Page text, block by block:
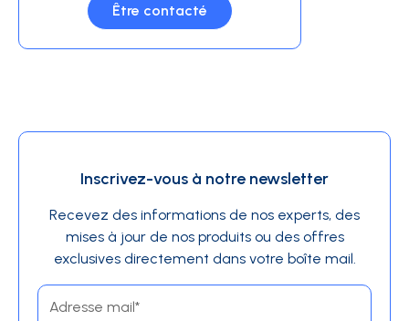
Être contacté
Inscrivez-vous à notre newsletter
Recevez des informations de nos experts, des
mises à jour de nos produits ou des offres
exclusives directement dans votre boîte mail.